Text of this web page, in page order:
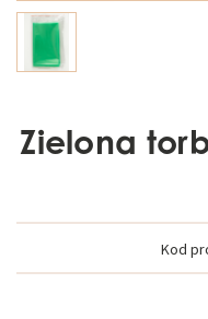
Zielona
Kod